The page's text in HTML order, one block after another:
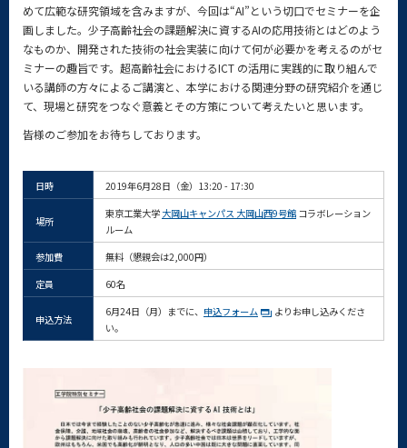
めて広範な研究領域を含みますが、今回は“AI”という切口でセミナーを企
画しました。少子高齢社会の課題解決に資するAIの応用技術とはどのよう
なものか、開発された技術の社会実装に向けて何が必要かを考えるのがセ
ミナーの趣旨です。超高齢社会におけるICT の活用に実践的に取り組んで
いる講師の方々によるご講演と、本学における関連分野の研究紹介を通じ
て、現場と研究をつなぐ意義とその方策について考えたいと思います。
皆様のご参加をお待ちしております。
日時 2019年6月28日（金）13:20 - 17:30
場所
東京工業大学 大岡山キャンパス 大岡山西9号館 コラボレーション
ルーム
参加費
無料（懇親会は2,000円）
定員
60名
申込方法
6月24日（月）までに、 申込フォーム
よりお申し込みくださ
い。